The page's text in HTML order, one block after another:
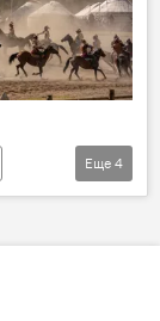
Еще 4